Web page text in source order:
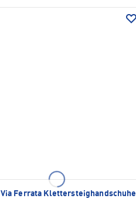
Via Ferrata Klettersteighandschuhe